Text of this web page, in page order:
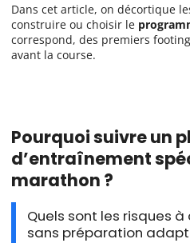
Dans cet article, on décortique
construire ou choisir le
correspond, des premiers
avant la course.
Pourquoi suivre un
d’entraînement
marathon ?
Quels sont les risques
sans préparation